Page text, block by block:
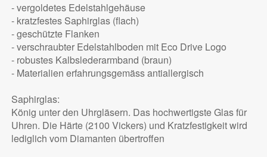
- vergoldetes Edelstahlgehäuse
- kratzfestes Saphirglas (flach)
- geschützte Flanken
- verschraubter Edelstahlboden mit Eco Drive Logo
- robustes Kalbslederarmband (braun)
- Materialien erfahrungsgemäss antiallergisch
Saphirglas:
König unter den Uhrgläsern. Das hochwertigste Glas für
Uhren. Die Härte (2100 Vickers) und Kratzfestigkeit wird
lediglich vom Diamanten übertroffen